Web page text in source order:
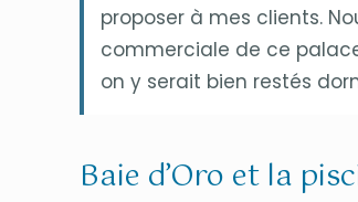
proposer à mes clients.
commerciale de ce
on y serait bien restés
Baie d’Oro et la